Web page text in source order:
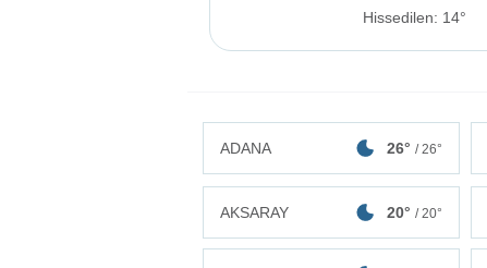
Hissedilen: 14°
ADANA 26° / 26°
AKSARAY 20° / 20°